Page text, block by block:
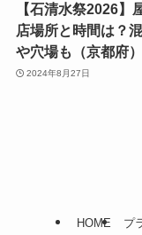
【石清水祭2026】
店場所と時間は？
や穴場も（京都府）
2024年8月27日
HOME プ